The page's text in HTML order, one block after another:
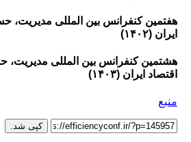
کنفرانس بین المللی مدیریت،
کنفرانس بین المللی مدیریت،
(۱۴۰۳)
کپی شد.